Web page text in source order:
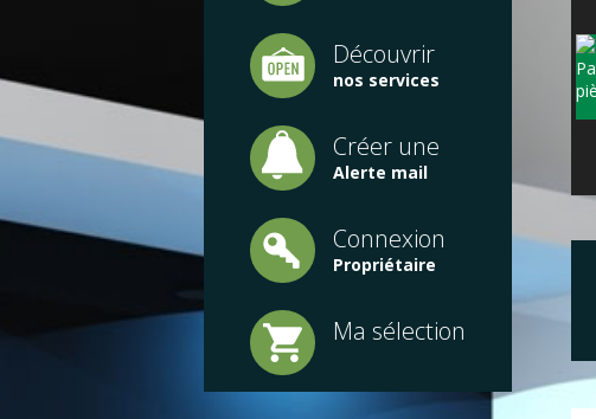
Découvrir
nos services
Créer une
Alerte mail
Connexion
Propriétaire
Ma sélection